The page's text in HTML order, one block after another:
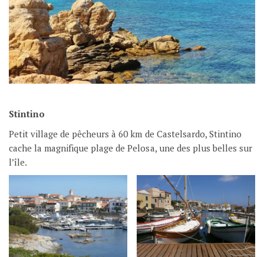
Stintino
Petit village de pêcheurs à 60 km de Castelsardo, Stintino
cache la magnifique plage de Pelosa, une des plus belles sur
l’île.